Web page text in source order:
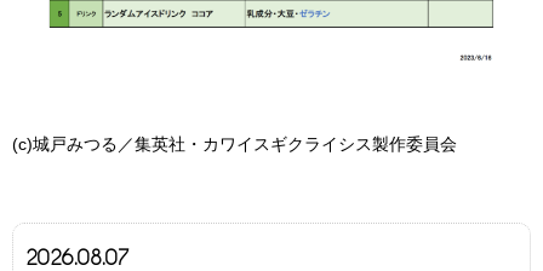
2026.08.07
(c)城戸みつる／集英社・カワイスギクライシス製作委員会